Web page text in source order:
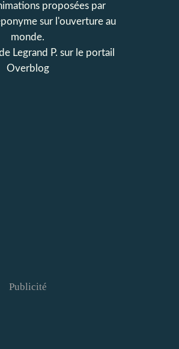
proposées par
sur l'ouverture au
monde.
Legrand P. sur le portail
Overblog
Publicité